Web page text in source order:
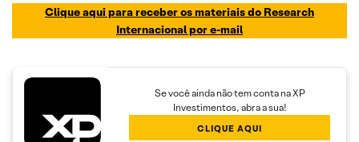
Clique aqui para receber os materiais do Research
Internacional por e-mail
Se você ainda não tem conta na XP
Investimentos, abra a sua!
CLIQUE AQUI